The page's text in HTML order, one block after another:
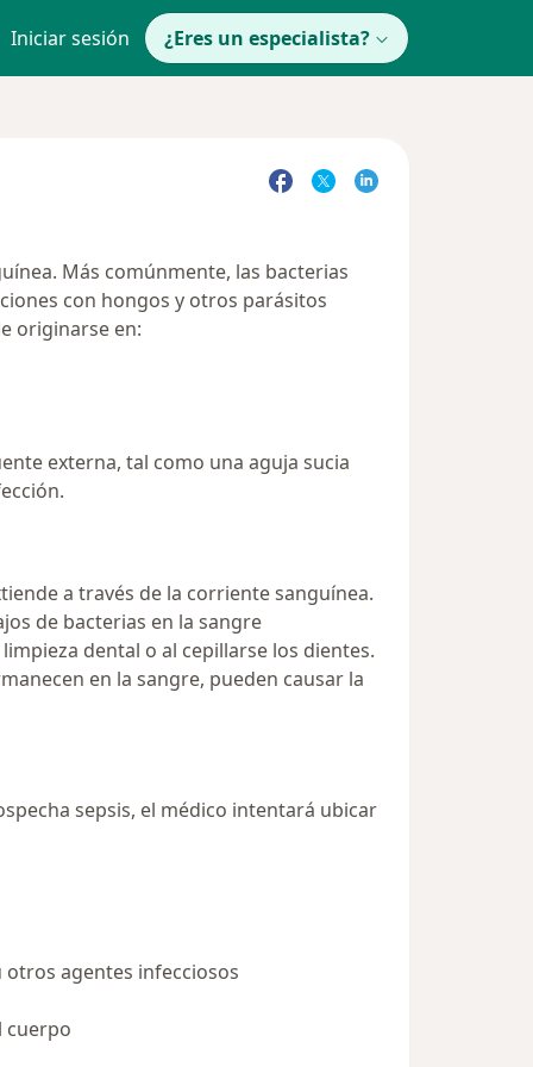
Iniciar sesión ¿Eres un especialista?
Más comúnmente, las bacterias
con hongos y otros parásitos
originarse en:
externa, tal como una aguja sucia
a través de la corriente sanguínea.
de bacterias en la sangre
dental o al cepillarse los dientes.
en la sangre, pueden causar la
sepsis, el médico intentará ubicar
otros agentes infecciosos
cuerpo